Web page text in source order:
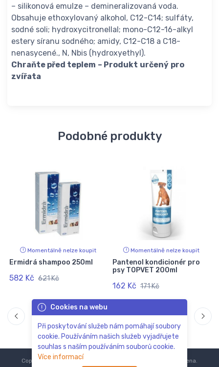
– silikonová emulze – demineralizovaná voda.
Obsahuje ethoxylovaný alkohol, C12-C14; sulfáty,
sodné soli; hydroxycitronellal; mono-C12-16-alkyl
estery síranu sodného; amidy, C12-C18 a C18-
nenasycené., N, Nbis (hydroxyethyl).
Chraňte před teplem – Produkt určený pro
zvířata
Podobné produkty
Momentálně nelze koupit
Ermidrá shampoo 250ml
582 Kč 621 Kč
Momentálně nelze koupit
Pantenol kondicionér pro
psy TOPVET 200ml
162 Kč 171 Kč
Cookies na webu
Při poskytování služeb nám pomáhají soubory
cookie. Používáním našich služeb vyjadřujete
souhlas s naším používáním souborů cookie.
Více informací
Copyright © 2018-2024 Všechna práva vyhrazena.